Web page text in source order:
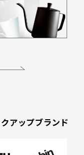
アップブランド